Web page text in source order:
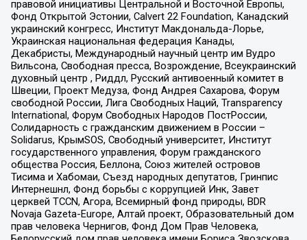
правовой инициативы Центральной и Восточной Европы,
Фонд Открытой Эстонии, Calvert 22 Foundation, Канадский
украинский конгресс, Институт Макдональда-Лорье,
Украинская национальная федерация Канады,
Декабристы, Международный научный центр им Вудро
Вильсона, Свободная пресса, Возрождение, Всеукраинский
духовный центр , Риддл, Русский антивоенный комитет в
Швеции, Проект Медуза, Фонд Андрея Сахарова, Форум
свободной России, Лига Свободных Наций, Transparеncy
International, Форум Свободных Народов ПостРоссии,
Солидарность с гражданским движением в России –
Solidarus, КрымSOS, Свободный университет, Институт
государственного управления, Форум гражданского
общества Россия, Беллона, Союз жителей островов
Тисима и Хабомаи, Съезд народных депутатов, Гринпис
Интернешнл, Фонд борьбы с коррупцией Инк, Завет
церквей TCCN, Агора, Всемирный фонд природы, BDR
Novaja Gazeta-Europe, Алтай проект, Образовательный дом
прав человека Чернигов, Фонд Дом Прав Человека,